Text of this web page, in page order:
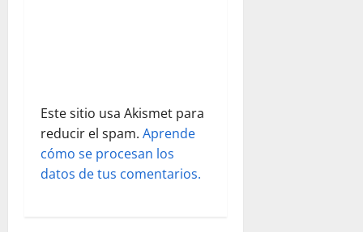
a
d
a
Este sitio usa Akismet para
reducir el spam. Aprende
cómo se procesan los
datos de tus comentarios.